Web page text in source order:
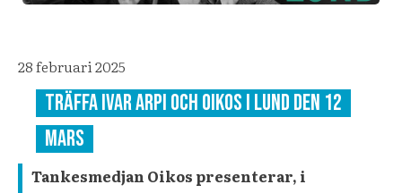
28 februari 2025
Träffa Ivar Arpi och Oikos i Lund den 12
mars
Tankesmedjan Oikos presenterar, i